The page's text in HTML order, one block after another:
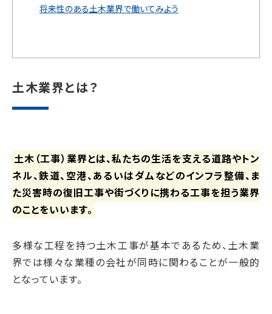
将来性のある土木業界で働いてみよう
土木業界とは？
土木（工事）業界とは、私たちの生活を支える道路やトン
ネル、鉄道、空港、あるいはダムなどのインフラ整備、ま
た災害時の復旧工事や街づくりに携わる工事を担う業界
のことをいいます。
多様な工程を持つ土木工事が基本であるため、土木業
界では様々な業種の会社が同時に関わることが一般的
となっています。